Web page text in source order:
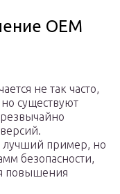
OEM
не так часто,
существуют
лучший пример, но
безопасности,
повышения